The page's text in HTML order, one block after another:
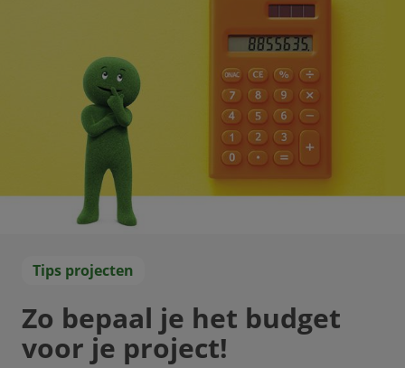
Tips projecten
Zo bepaal je het budget
voor je project!